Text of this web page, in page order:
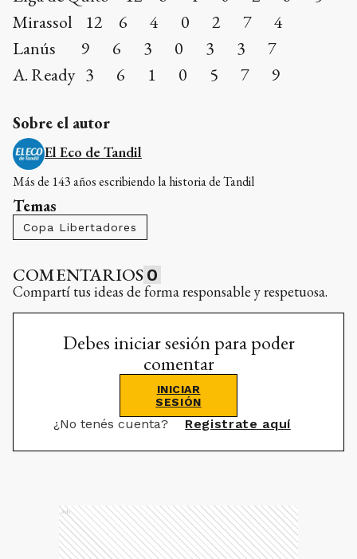
Mirassol 12 6 4 0 2 7 4
Lanús 9 6 3 0 3 3 7
A. Ready 3 6 1 0 5 7 9
Sobre el autor
El Eco de Tandil
Más de 143 años escribiendo la historia de Tandil
Temas
Copa Libertadores
COMENTARIOS 0
Compartí tus ideas de forma responsable y respetuosa.
Debes iniciar sesión para poder
comentar
INICIAR
SESIÓN
¿No tenés cuenta? Registrate aquí
Ads